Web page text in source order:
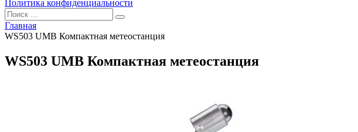
Политика конфиденциальности
Главная
WS503 UMB Компактная метеостанция
WS503 UMB Компактная метеостанция